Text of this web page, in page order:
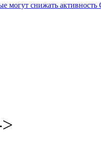
могут снижать